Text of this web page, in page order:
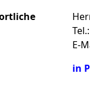
Tel.:
E-
in